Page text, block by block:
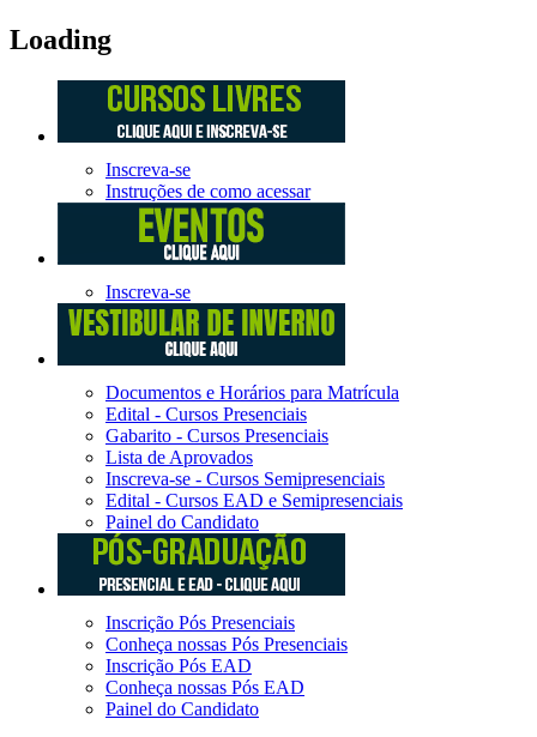
Loading
Inscreva-se
Instruções de como acessar
Inscreva-se
Documentos e Horários para Matrícula
Edital - Cursos Presenciais
Gabarito - Cursos Presenciais
Lista de Aprovados
Inscreva-se - Cursos Semipresenciais
Edital - Cursos EAD e Semipresenciais
Painel do Candidato
Inscrição Pós Presenciais
Conheça nossas Pós Presenciais
Inscrição Pós EAD
Conheça nossas Pós EAD
Painel do Candidato